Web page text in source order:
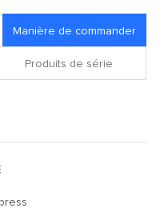
Manière de commander
Produits de série